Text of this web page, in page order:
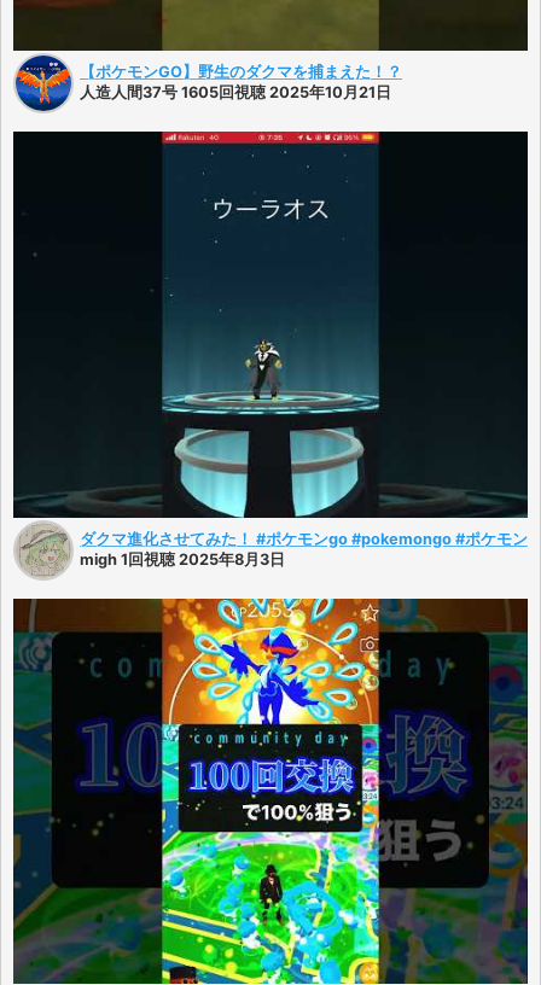
【ポケモンGO】野生のダクマを捕まえた！？
人造人間37号 1605回視聴 2025年10月21日
ダクマ進化させてみた！ #ポケモンgo #pokemongo #ポケモン
migh 1回視聴 2025年8月3日